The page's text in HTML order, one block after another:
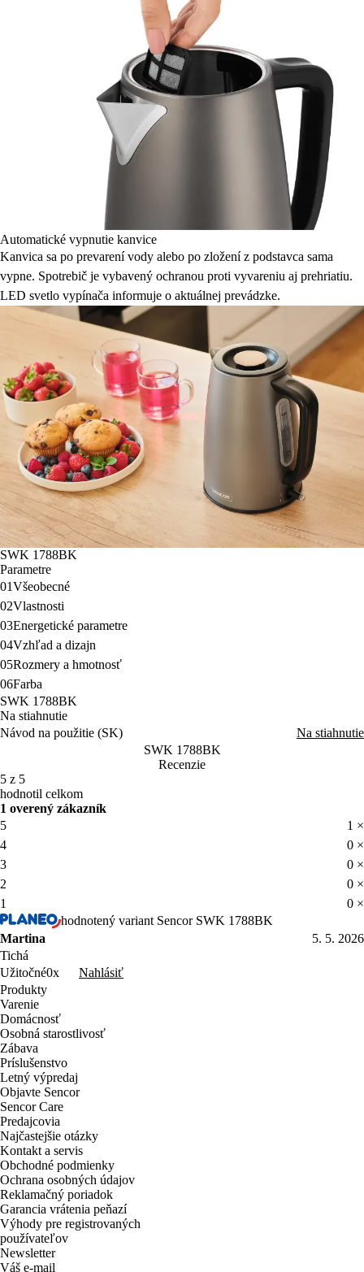
Automatické vypnutie kanvice
Kanvica sa po prevarení vody alebo po zložení z podstavca sama
vypne. Spotrebič je vybavený ochranou proti vyvareniu aj prehriatiu.
LED svetlo vypínača informuje o aktuálnej prevádzke.
SWK 1788BK
Parametre
01Všeobecné
02Vlastnosti
03Energetické parametre
04Vzhľad a dizajn
05Rozmery a hmotnosť
06Farba
SWK 1788BK
Na stiahnutie
Návod na použitie (SK)
Na stiahnutie
SWK 1788BK
Recenzie
5 z 5
hodnotil celkom
1 overený zákazník
5
1 ×
4
0 ×
3
0 ×
2
0 ×
1
0 ×
hodnotený variant Sencor SWK 1788BK
Martina
5. 5. 2026
Tichá
Užitočné0x
Nahlásiť
Produkty
Varenie
Domácnosť
Osobná starostlivosť
Zábava
Príslušenstvo
Letný výpredaj
Objavte Sencor
Sencor Care
Predajcovia
Najčastejšie otázky
Kontakt a servis
Obchodné podmienky
Ochrana osobných údajov
Reklamačný poriadok
Garancia vrátenia peňazí
Výhody pre registrovaných
používateľov
Newsletter
Váš e-mail